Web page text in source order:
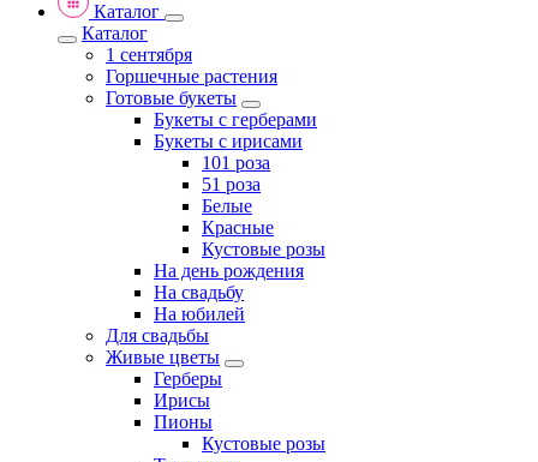
Каталог
Каталог
1 сентября
Горшечные растения
Готовые букеты
Букеты с герберами
Букеты с ирисами
101 роза
51 роза
Белые
Красные
Кустовые розы
На день рождения
На свадьбу
На юбилей
Для свадьбы
Живые цветы
Герберы
Ирисы
Пионы
Кустовые розы